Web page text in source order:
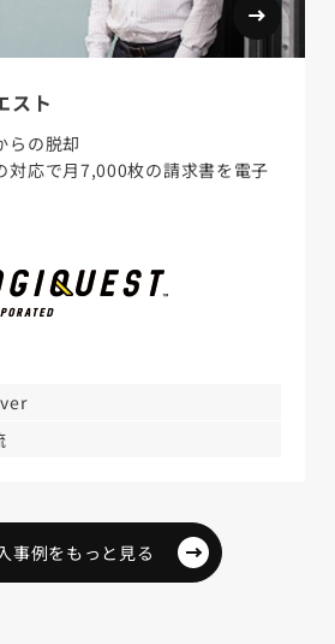
スト
らの脱却
対応で月7,000枚の請求書を電子
事例をもっと見る